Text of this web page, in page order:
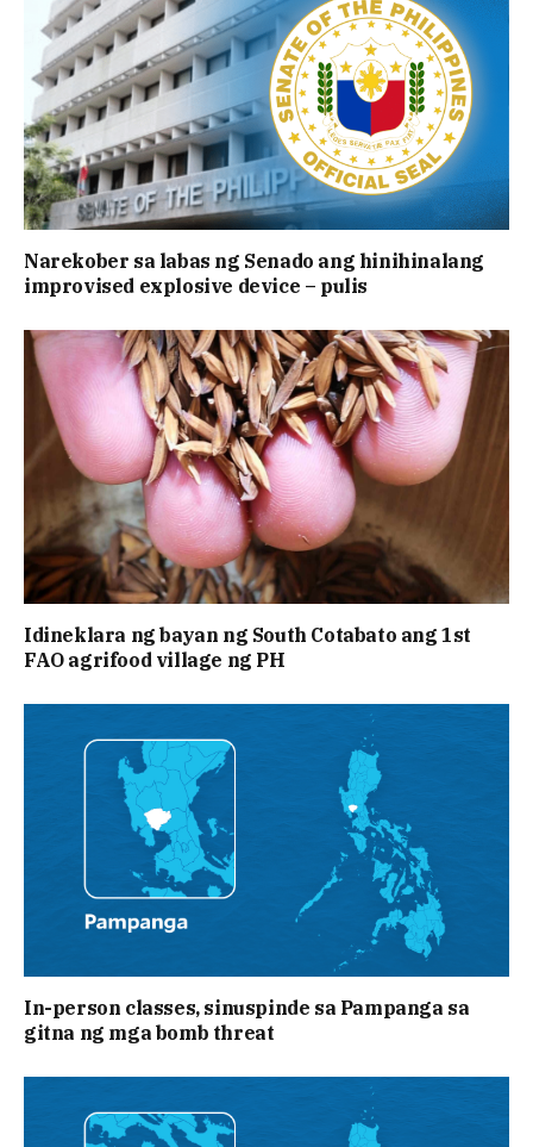
Narekober sa labas ng Senado ang hinihinalang
improvised explosive device – pulis
Idineklara ng bayan ng South Cotabato ang 1st
FAO agrifood village ng PH
In-person classes, sinuspinde sa Pampanga sa
gitna ng mga bomb threat